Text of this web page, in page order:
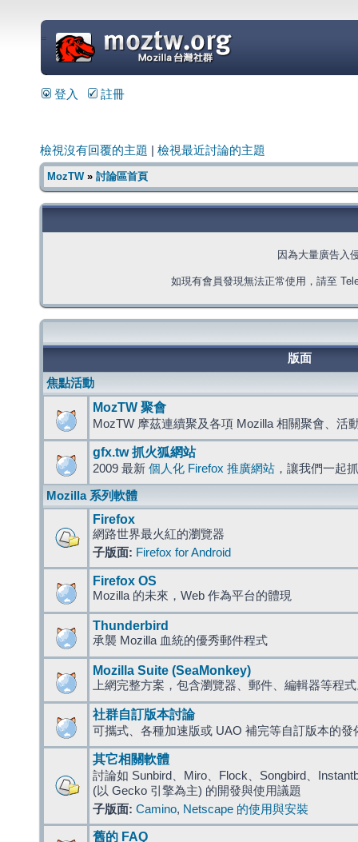
=
登入 註冊
檢視沒有回覆的主題 檢視最近討論的主題
MozTW» 討論區首頁
因為大量廣告入
如現有會員發現無法正常使用，請至
版面
焦點活動
MozTW 聚會
MozTW 摩茲連續聚及各項 Mozilla 相關聚會、活
gfx.tw 抓火狐網站
2009 最新 個人化 Firefox 推廣網站 ，讓我們一起
Mozilla 系列軟體
Firefox
網路世界最火紅的瀏覽器
子版面: Firefox for Android
Firefox OS
Mozilla 的未來，Web 作為平台的體現
Thunderbird
承襲 Mozilla 血統的優秀郵件程式
Mozilla Suite (SeaMonkey)
上網完整方案，包含瀏覽器、郵件、編輯器等程
社群自訂版本討論
可攜式、各種加速版或 UAO 補完等自訂版本的發
其它相關軟體
討論如 Sunbird、Miro、Flock、Songbird、
(以 Gecko 引擎為主) 的開發與使用議題
子版面: Camino, Netscape 的使用與安裝
舊的 FAQ